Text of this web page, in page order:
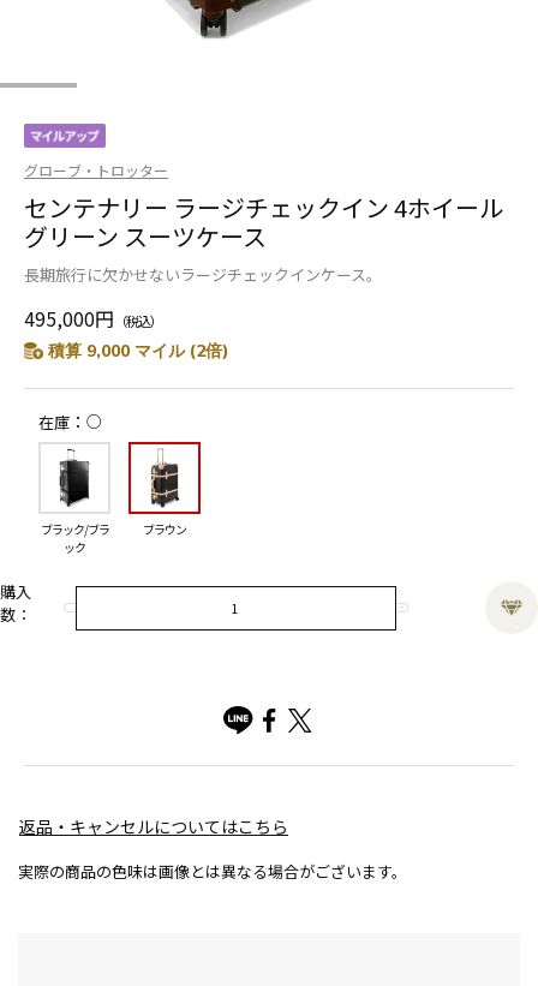
グローブ・トロッター
センテナリー ラージチェックイン 4ホイール
グリーン スーツケース
長期旅行に欠かせないラージチェックインケース。
495,000円 （税込）
積算 9,000 マイル (2倍)
在庫 ○
ブラック/ブラ
ック
ブラウン
購入
数：
返品・キャンセルについてはこちら
実際の商品の色味は画像とは異なる場合がございます。